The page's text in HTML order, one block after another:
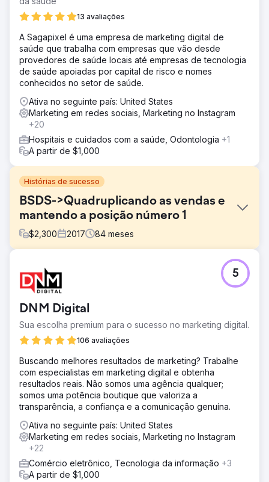
13 avaliações
A Sagapixel é uma empresa de marketing digital de
saúde que trabalha com empresas que vão desde
provedores de saúde locais até empresas de tecnologia
de saúde apoiadas por capital de risco e nomes
conhecidos no setor de saúde.
Ativa no seguinte país: United States
Marketing em redes sociais, Marketing no Instagram
+20
Hospitais e cuidados com a saúde, Odontologia +1
A partir de $1,000
Histórias de sucesso
BSDS->Quadruplicando as vendas e
mantendo a posição número 1
$2,300 2017 84 meses
O Body Sense Day Spa de Hyannis Ma queria uma
agência de serviço completo porque não estava
Também estava lutando para cumprir os marcadores
básicos do orçamento mensal.
Solução
sistema POS, aprimoramos seu SEO/SEM e oferecemos a
eles serviço completo de marketing digital com amplo
envolvimento e suporte nas mídias sociais. Eles são
nossos clientes há mais de sete anos.
Eles estão acima de todos os outros negócios em seu
grupo local e estão prosperando. Quadruplicamos seus
fluxos de caixa. Eles ainda estão conosco sete anos
depois.
DNM Digital
Sua escolha premium para o sucesso no marketing digital.
106 avaliações
5
Buscando melhores resultados de marketing? Trabalhe
com especialistas em marketing digital e obtenha
resultados reais. Não somos uma agência qualquer;
somos uma potência boutique que valoriza a
transparência, a confiança e a comunicação genuína.
Ativa no seguinte país: United States
Marketing em redes sociais, Marketing no Instagram
+22
Comércio eletrônico, Tecnologia da informação +3
A partir de $1,000